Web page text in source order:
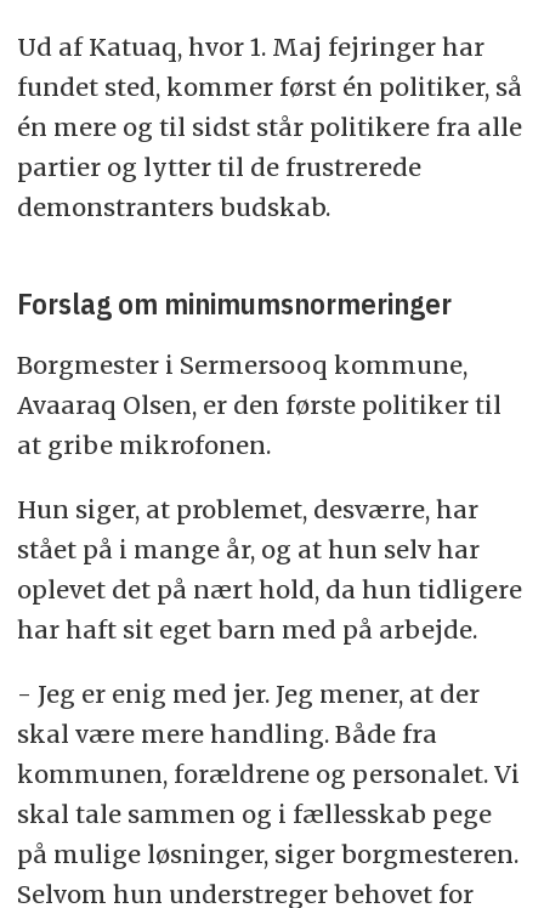
Ud af Katuaq, hvor 1. Maj fejringer har
fundet sted, kommer først én politiker, så
én mere og til sidst står politikere fra alle
partier og lytter til de frustrerede
demonstranters budskab.
Forslag om minimumsnormeringer
Borgmester i Sermersooq kommune,
Avaaraq Olsen, er den første politiker til
at gribe mikrofonen.
Hun siger, at problemet, desværre, har
stået på i mange år, og at hun selv har
oplevet det på nært hold, da hun tidligere
har haft sit eget barn med på arbejde.
- Jeg er enig med jer. Jeg mener, at der
skal være mere handling. Både fra
kommunen, forældrene og personalet. Vi
skal tale sammen og i fællesskab pege
på mulige løsninger, siger borgmesteren.
Selvom hun understreger behovet for